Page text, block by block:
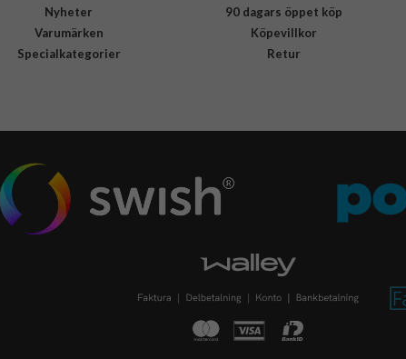
Nyheter
Varumärken
Specialkategorier
90 dagars öppet köp
Köpevillkor
Retur